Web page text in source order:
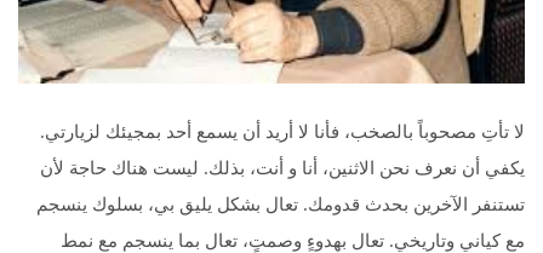
لا تأتِ مصحوباً بالصخب، فأنا لا أريد أن يسمع أحد بمجيئك لزيارتي.
يكفي أن نعرف نحن الاثنين، أنا و أنت، بذلك. ليست هناك حاجة لأن
تستنفر الآخرين بحدث قدومك. تعال بشكل يليق بي، بسلوك ينسجم
مع كياني وتاريخي. تعال بهدوءٍ وصمتٍ، تعال بما ينسجم مع نمط